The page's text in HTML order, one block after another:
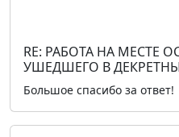
RE: РАБОТА НА МЕСТЕ
УШЕДШЕГО В
Большое спасибо за ответ!